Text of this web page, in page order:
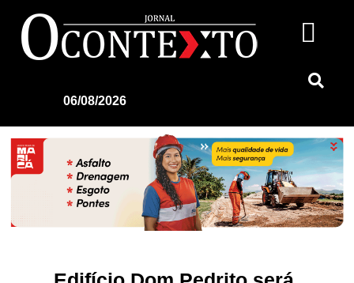
06/08/2026